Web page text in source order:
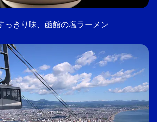
っきり味、函館の塩ラーメン